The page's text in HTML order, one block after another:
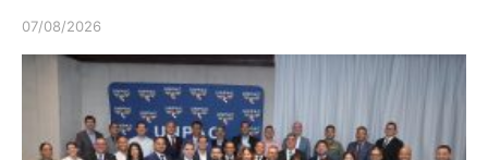
07/08/2026